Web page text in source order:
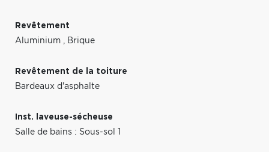
Revêtement
Aluminium , Brique
Revêtement de la toiture
Bardeaux d'asphalte
Inst. laveuse-sécheuse
Salle de bains : Sous-sol 1